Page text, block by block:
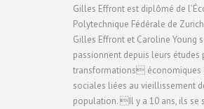
Gilles Effront est diplômé de
Polytechnique Fédérale de
Gilles Effront et Caroline Young
passionnent depuis leurs études
transformations économiques
sociales liées au vieillissement
population. Il y a 10 ans, ils se